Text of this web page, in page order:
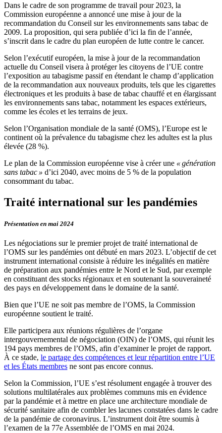
Dans le cadre de son programme de travail pour 2023, la
Commission européenne a annoncé une mise à jour de la
recommandation du Conseil sur les environnements sans tabac de
2009. La proposition, qui sera publiée d’ici la fin de l’année,
s’inscrit dans le cadre du plan européen de lutte contre le cancer.
Selon l’exécutif européen, la mise à jour de la recommandation
actuelle du Conseil visera à protéger les citoyens de l’UE contre
l’exposition au tabagisme passif en étendant le champ d’application
de la recommandation aux nouveaux produits, tels que les cigarettes
électroniques et les produits à base de tabac chauffé et en élargissant
les environnements sans tabac, notamment les espaces extérieurs,
comme les écoles et les terrains de jeux.
Selon l’Organisation mondiale de la santé (OMS), l’Europe est le
continent où la prévalence du tabagisme chez les adultes est la plus
élevée (28 %).
Le plan de la Commission européenne vise à créer une « génération
sans tabac » d’ici 2040, avec moins de 5 % de la population
consommant du tabac.
Traité international sur les pandémies
Présentation en mai 2024
Les négociations sur le premier projet de traité international de
l’OMS sur les pandémies ont débuté en mars 2023. L’objectif de cet
instrument international consiste à réduire les inégalités en matière
de préparation aux pandémies entre le Nord et le Sud, par exemple
en constituant des stocks régionaux et en soutenant la souveraineté
des pays en développement dans le domaine de la santé.
Bien que l’UE ne soit pas membre de l’OMS, la Commission
européenne soutient le traité.
Elle participera aux réunions régulières de l’organe
intergouvernemental de négociation (OIN) de l’OMS, qui réunit les
194 pays membres de l’OMS, afin d’examiner le projet de rapport.
À ce stade, le partage des compétences et leur répartition entre l’UE
et les États membres ne sont pas encore connus.
Selon la Commission, l’UE s’est résolument engagée à trouver des
solutions multilatérales aux problèmes communs mis en évidence
par la pandémie et à mettre en place une architecture mondiale de
sécurité sanitaire afin de combler les lacunes constatées dans le cadre
de la pandémie de coronavirus. L’instrument doit être soumis à
l’examen de la 77e Assemblée de l’OMS en mai 2024.